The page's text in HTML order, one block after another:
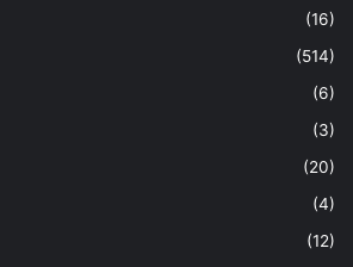
(16)
(514)
(6)
(3)
(20)
(4)
(12)